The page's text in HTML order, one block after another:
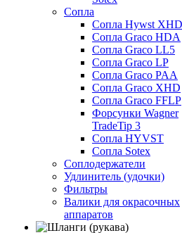
Сопла
Сопла Hywst XHD
Сопла Graco HDA
Сопла Graco LL5
Сопла Graco LP
Сопла Graco PAA
Сопла Graco XHD
Сопла Graco FFLP
Форсунки Wagner
TradeTip 3
Сопла HYVST
Сопла Sotex
Соплодержатели
Удлинитель (удочки)
Фильтры
Валики для окрасочных
аппаратов